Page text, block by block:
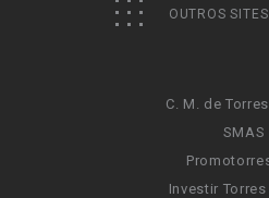
OUTROS
C. M. de
SMAS
Investir